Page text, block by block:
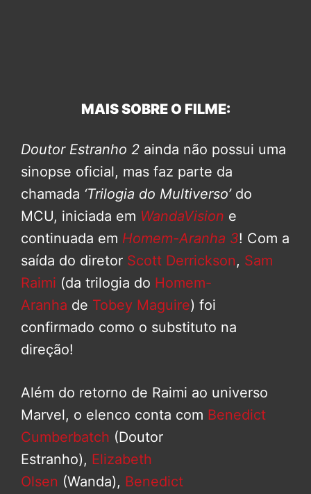
MAIS SOBRE O FILME:
Doutor Estranho 2 ainda não possui uma
sinopse oficial, mas faz parte da
chamada ‘Trilogia do Multiverso’do
MCU, iniciada em WandaVision e
continuada em Homem-Aranha 3! Com a
saída do diretor Scott Derrickson, Sam
Raimi (da trilogia do Homem-
Aranha de Tobey Maguire) foi
confirmado como o substituto na
direção!
Além do retorno de Raimi ao universo
Marvel, o elenco conta com Benedict
Cumberbatch (Doutor
Estranho), Elizabeth
Olsen (Wanda), Benedict